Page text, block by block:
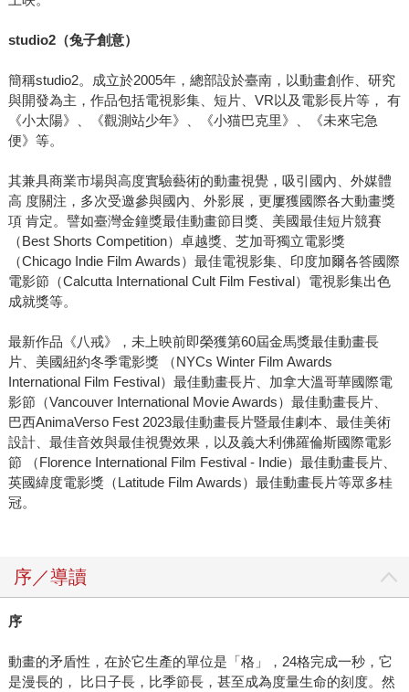
studio2（兔子創意）
簡稱studio2。成立於2005年，總部設於臺南，以動畫創作、研究
與開發為主，作品包括電視影集、短片、VR以及電影長片等， 有
《小太陽》、《觀測站少年》、《小猫巴克里》、《未來宅急
便》等。
其兼具商業市場與高度實驗藝術的動畫視覺，吸引國內、外媒體
高 度關注，多次受邀參與國內、外影展，更屢獲國際各大動畫獎
項 肯定。譬如臺灣金鐘獎最佳動畫節目獎、美國最佳短片競賽
（Best Shorts Competition）卓越獎、芝加哥獨立電影獎
（Chicago Indie Film Awards）最佳電視影集、印度加爾各答國際
電影節（Calcutta International Cult Film Festival）電視影集出色
成就獎等。
最新作品《八戒》，未上映前即榮獲第60屆金馬獎最佳動畫長
片、美國紐約冬季電影獎 （NYCs Winter Film Awards
International Film Festival）最佳動畫長片、加拿大溫哥華國際電
影節（Vancouver International Movie Awards）最佳動畫長片、
巴西AnimaVerso Fest 2023最佳動畫長片暨最佳劇本、最佳美術
設計、最佳音效與最佳視覺效果，以及義大利佛羅倫斯國際電影
節 （Florence International Film Festival - Indie）最佳動畫長片、
英國緯度電影獎（Latitude Film Awards）最佳動畫長片等眾多桂
冠。
序／導讀
序
動畫的矛盾性，在於它生產的單位是「格」，24格完成一秒，它
是漫長的， 比日子長，比季節長，甚至成為度量生命的刻度。然